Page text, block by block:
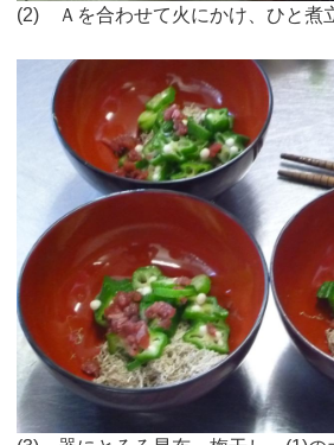
(2) Ａを合わせて火にかけ、ひと煮